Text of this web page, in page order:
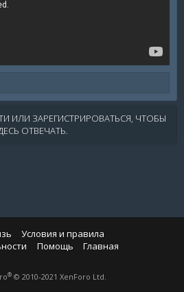
ИЛИ ЗАРЕГИСТРИРОВАТЬСЯ, ЧТОБЫ
ОТВЕЧАТЬ.
Условия и правила
Помощь
Главная
® © 2010-2021 XenForo Ltd.